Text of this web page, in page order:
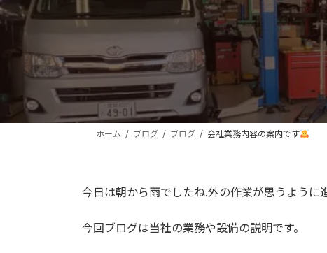
ホーム ブログ ブログ 会社業務内容の案内です
今日は朝から雨でしたね.外の作業が思うよう
今回ブログは当社の業務や設備の説明です。